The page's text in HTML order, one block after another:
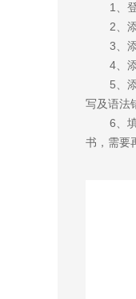
1、
2、
3、
4、
5、
写及语法
6、
书，需要